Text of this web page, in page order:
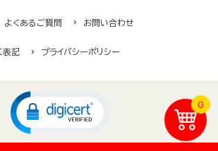
0
よくあるご質問 お問い合わせ
表記 プライバシーポリシー